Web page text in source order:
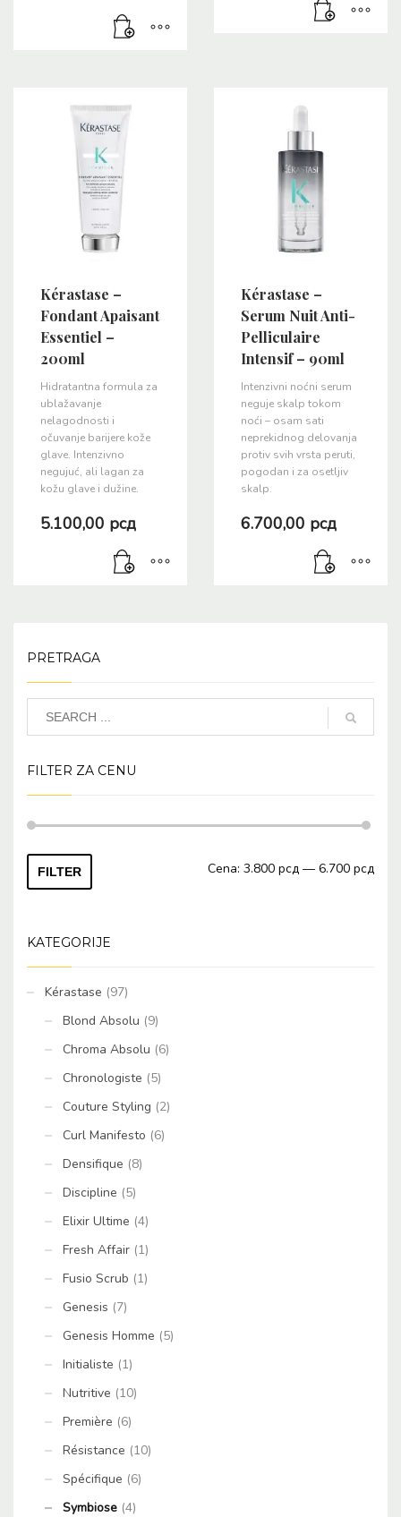
Kérastase –
Fondant Apaisant
Essentiel –
200ml
Hidratantna formula za
ublažavanje
nelagodnosti i
očuvanje barijere kože
glave. Intenzivno
negujuć, ali lagan za
kožu glave i dužine.
5.100,00 рсд
Kérastase –
Serum Nuit Anti-
Pelliculaire
Intensif – 90ml
Intenzivni noćni serum
neguje skalp tokom
noći – osam sati
neprekidnog delovanja
protiv svih vrsta peruti,
pogodan i za osetljiv
skalp.
6.700,00 рсд
PRETRAGA
FILTER ZA CENU
FILTER Cena: 3.800 рсд — 6.700 рсд
KATEGORIJE
Kérastase (97)
Blond Absolu (9)
Chroma Absolu (6)
Chronologiste (5)
Couture Styling (2)
Curl Manifesto (6)
Densifique (8)
Discipline (5)
Elixir Ultime (4)
Fresh Affair (1)
Fusio Scrub (1)
Genesis (7)
Genesis Homme (5)
Initialiste (1)
Nutritive (10)
Première (6)
Résistance (10)
Spécifique (6)
Symbiose (4)